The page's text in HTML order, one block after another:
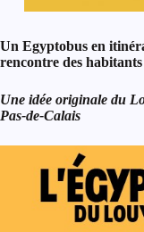
Un Egyptobus en
rencontre des habitants
Une idée originale du
Pas-de-Calais